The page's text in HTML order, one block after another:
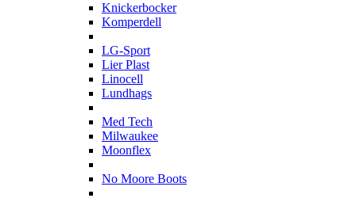
Knickerbocker
Komperdell
LG-Sport
Lier Plast
Linocell
Lundhags
Med Tech
Milwaukee
Moonflex
No Moore Boots